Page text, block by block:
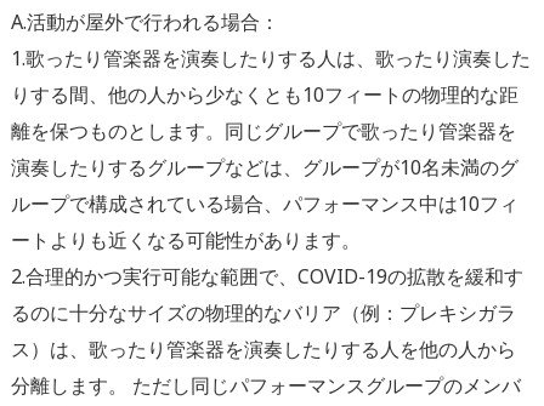
A.活動が屋外で行われる場合：
1.歌ったり管楽器を演奏したりする人は、歌ったり演奏した
りする間、他の人から少なくとも10フィートの物理的な距
離を保つものとします。同じグループで歌ったり管楽器を
演奏したりするグループなどは、グループが10名未満のグ
ループで構成されている場合、パフォーマンス中は10フィ
ートよりも近くなる可能性があります。
2.合理的かつ実行可能な範囲で、COVID-19の拡散を緩和す
るのに十分なサイズの物理的なバリア（例：プレキシガラ
ス）は、歌ったり管楽器を演奏したりする人を他の人から
分離します。 ただし同じパフォーマンスグループのメンバ